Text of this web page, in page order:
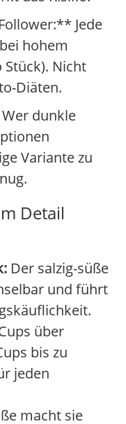
Jede
hohem
Nicht
Diäten.
dunkle
Variante zu
Detail
Der salzig-süße
und führt
über
bis zu
jeden
macht sie